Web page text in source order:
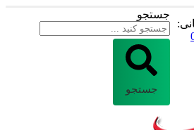
جستجو
جستجو